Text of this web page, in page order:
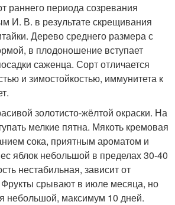
раннего периода созревания
И. В. в результате скрещивания
Дерево среднего размера с
в плодоношение вступает
саженца. Сорт отличается
и зимостойкостью, иммунитета к
золотисто-жёлтой окраски. На
мелкие пятна. Мякоть кремовая
сока, приятным ароматом и
яблок небольшой в пределах 30-40
нестабильная, зависит от
Фрукты срывают в июле месяца, но
небольшой, максимум 10 дней.